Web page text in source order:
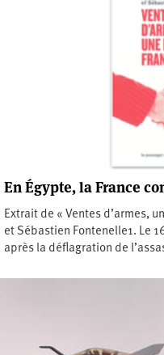
En Égypte, la France
Extrait de « Ventes d’armes,
et Sébastien Fontenelle1. Le
après la déflagration de